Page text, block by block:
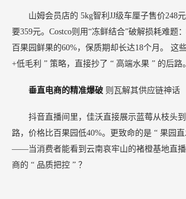
山姆会员店的 5kg智利JJ级车厘子售价248
要359元。Costco则用“冻鲜结合”破解损耗难题
百果园鲜果的60%，保质期却长达18个月。 这
+低毛利 ” 策略，直接抄了 “ 高端水果 ” 的后路。
垂直电商的精准爆破 则瓦解其供应链神话
抖音直播间里，佳沃直接展示蓝莓从枝头
路，价格比百果园低40%。更致命的是 “ 果园直
——当消费者能看到云南哀牢山的褚橙基地直播
商的 “ 品质把控 ” ？